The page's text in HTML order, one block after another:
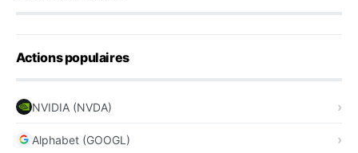
Actions populaires
NVIDIA (NVDA)
Alphabet (GOOGL)